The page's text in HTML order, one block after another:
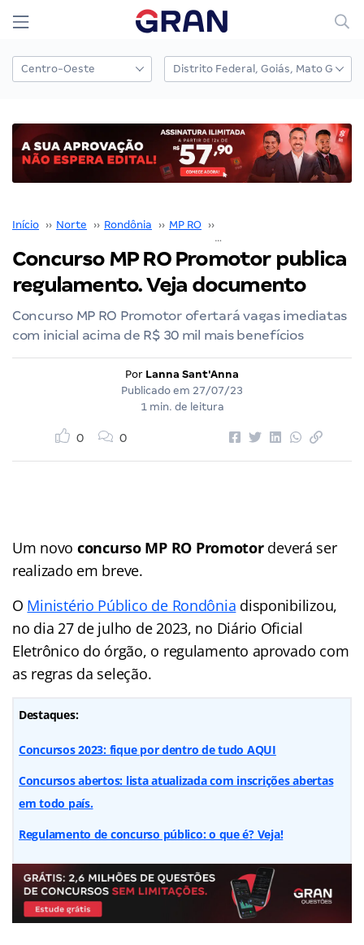
Início ›› Norte ›› Rondônia ›› MP RO ››
Concurso MP RO Promotor publica
regulamento. Veja documento
Concurso MP RO Promotor ofertará vagas imediatas
com inicial acima de R$ 30 mil mais benefícios
Por Lanna Sant'Anna
Publicado em 27/07/23
1 min. de leitura
0 0
Um novo concurso MP RO Promotordeverá ser
realizado em breve.
O Ministério Público de Rondônia disponibilizou,
no dia 27 de julho de 2023, no Diário Oficial
Eletrônico do órgão, o regulamento aprovado com
as regras da seleção.
Destaques:
Concursos 2023: fique por dentro de tudo AQUI
Concursos abertos: lista atualizada com inscrições abertas
em todo país.
Regulamento de concurso público: o que é? Veja!